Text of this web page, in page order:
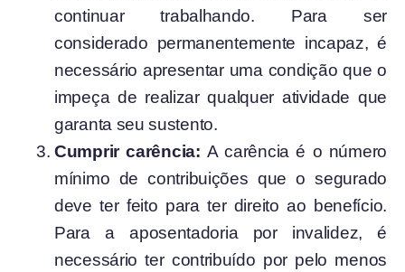
continuar trabalhando. Para ser
considerado permanentemente incapaz, é
necessário apresentar uma condição que o
impeça de realizar qualquer atividade que
garanta seu sustento.
Cumprir carência: A carência é o número
mínimo de contribuições que o segurado
deve ter feito para ter direito ao benefício.
Para a aposentadoria por invalidez, é
necessário ter contribuído por pelo menos